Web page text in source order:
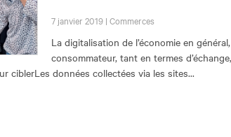
7 janvier 2019 |Commerces
La digitalisation de l’économie en
consommateur, tant en termes
ciblerLes données collectées via les sites...